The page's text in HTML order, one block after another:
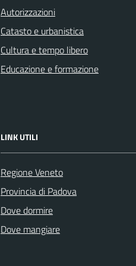
Autorizzazioni
Catasto e urbanistica
Cultura e tempo libero
Educazione e formazione
LINK UTILI
Regione Veneto
Provincia di Padova
Dove dormire
Dove mangiare